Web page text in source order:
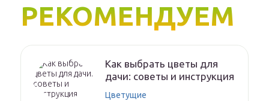
РЕКОМЕНДУЕМ
Как выбрать цветы для
дачи: советы и инструкция
Цветущие